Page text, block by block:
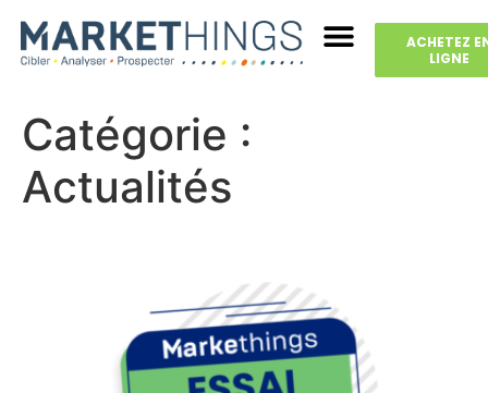
ACHETEZ
LIGNE
Catégorie :
Actualités